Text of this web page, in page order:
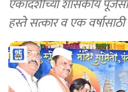
एकादशीच्या शासकीय
हस्ते सत्कार व एक